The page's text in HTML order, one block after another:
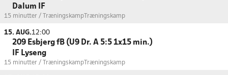
Dalum IF
15 minutter / Træningskamp Træningskamp
15. AUG.12:00
209 Esbjerg fB (U9 Dr. A 5:5 1x15 min.)
IF Lyseng
15 minutter / Træningskamp Træningskamp